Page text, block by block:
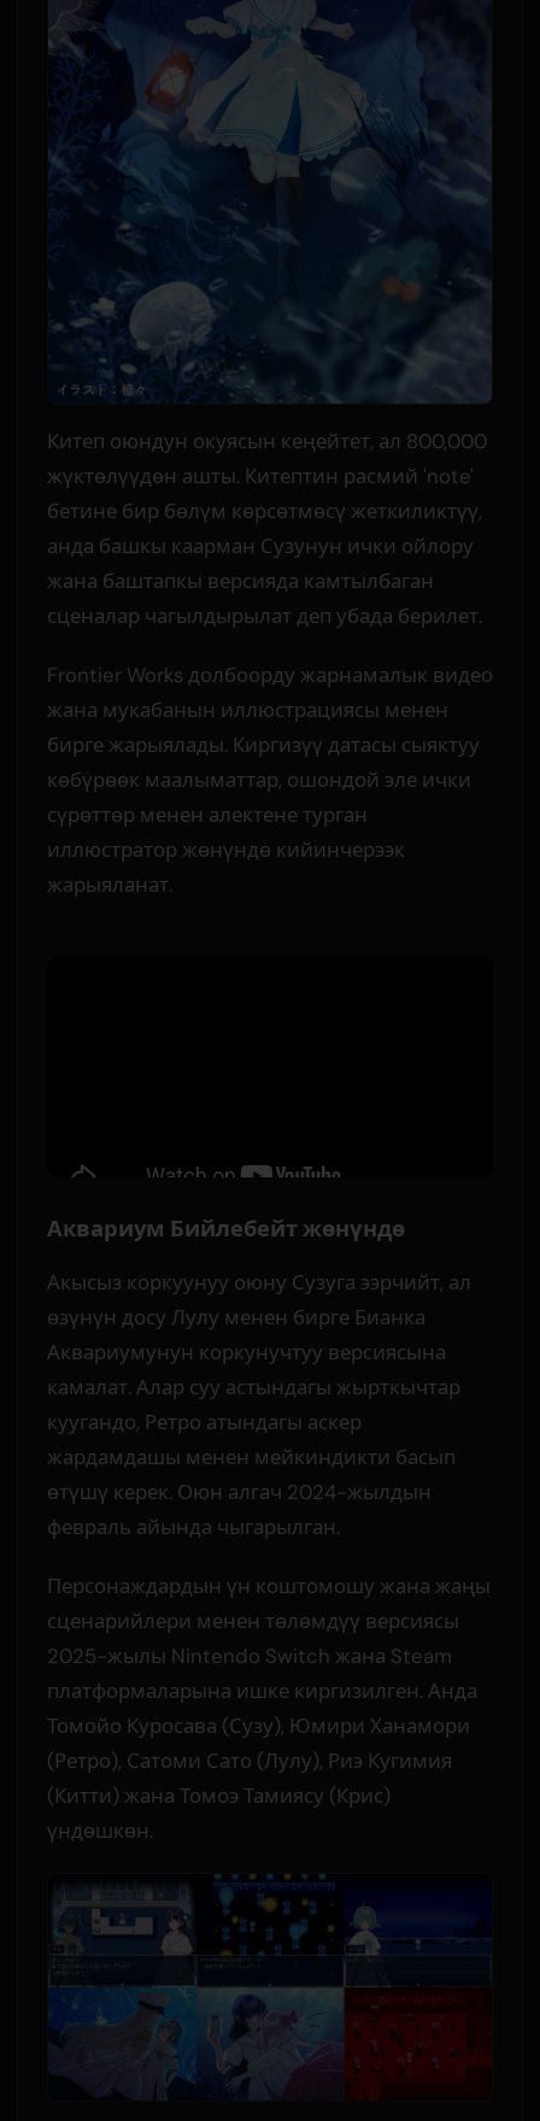
Китеп оюндун окуясын кеңейтет, ал 800,000
жүктөлүүдөн ашты. Китептин расмий 'note'
бетине бир бөлүм көрсөтмөсү жеткиликтүү,
анда башкы каарман Сузунун ички ойлору
жана баштапкы версияда камтылбаган
сценалар чагылдырылат деп убада берилет.
Frontier Works долбоорду жарнамалык видео
жана мукабанын иллюстрациясы менен
бирге жарыялады. Киргизүү датасы сыяктуу
көбүрөөк маалыматтар, ошондой эле ички
сүрөттөр менен алектене турган
иллюстратор жөнүндө кийинчерээк
жарыяланат.
Аквариум Бийлебейт жөнүндө
Акысыз коркуунуу оюну Сузуга ээрчийт, ал
өзүнүн досу Лулу менен бирге Бианка
Аквариумунун коркунучтуу версиясына
камалат. Алар суу астындагы жырткычтар
куугандо, Ретро атындагы аскер
жардамдашы менен мейкиндикти басып
өтүшү керек. Оюн алгач 2024-жылдын
февраль айында чыгарылган.
Персонаждардын үн коштомошу жана жаңы
сценарийлери менен төлөмдүү версиясы
2025-жылы Nintendo Switch жана Steam
платформаларына ишке киргизилген. Анда
Томойо Куросава (Сузу), Юмири Ханамори
(Ретро), Сатоми Сато (Лулу), Риэ Кугимия
(Китти) жана Томоэ Тамиясу (Крис)
үндөшкөн.